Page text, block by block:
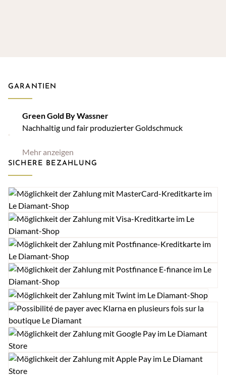
GARANTIEN
Green Gold By Wassner
Nachhaltig und fair produzierter Goldschmuck
Mehr anzeigen
SICHERE BEZAHLUNG